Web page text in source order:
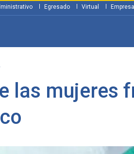
Egresado Virtual Empresa
las mujeres